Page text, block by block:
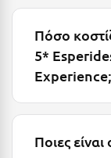
Μονεμβασιά
Μουζάκι
Μπαλί Κρήτης
Πόσο
5*
Experience;
Ποιες